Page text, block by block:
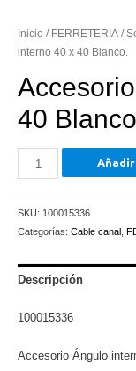
Inicio / FERRETERIA /
interno 40 x 40 Blanco.
40
Accesorio
Ángulo
40
x
Blanco.
SKU: 100015336
Categorías: Cable canal
Descripción
100015336
Accesorio Ángulo